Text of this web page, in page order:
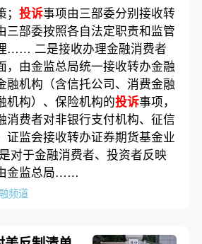
投诉事项由三部委分别接收转
三部委按照各自法定职责和监管
…… 二是接收办理金融消费者
，由金监总局统一接收转办金融
融机构（含信托公司、消费金融
机构）、保险机构的投诉事项，
消费者对非银行支付机构、征信
证监会接收转办证券期货基金业
对于金融消费者、投资者反映
金监总局……
频道